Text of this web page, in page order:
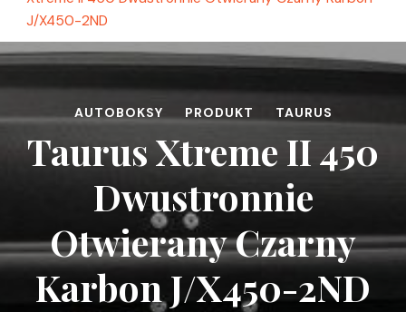
J/X450-2ND
AUTOBOKSY PRODUKT TAURUS
Taurus Xtreme II 450
Dwustronnie
Otwierany Czarny
Karbon J/X450-2ND